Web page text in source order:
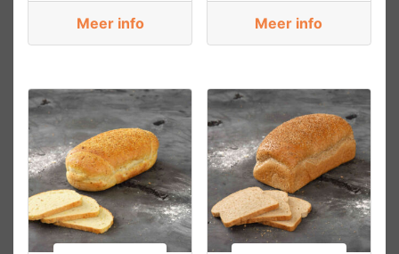
Gesneden
aantalMeer info
Gesneden
aantalMeer info